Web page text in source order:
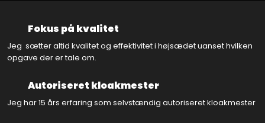
Fokus på kvalitet
Jeg sætter altid kvalitet og effektivitet i højsædet uanset hvilken
opgave der er tale om.
Autoriseret kloakmester
Jeg har 15 års erfaring som selvstændig autoriseret kloakmester